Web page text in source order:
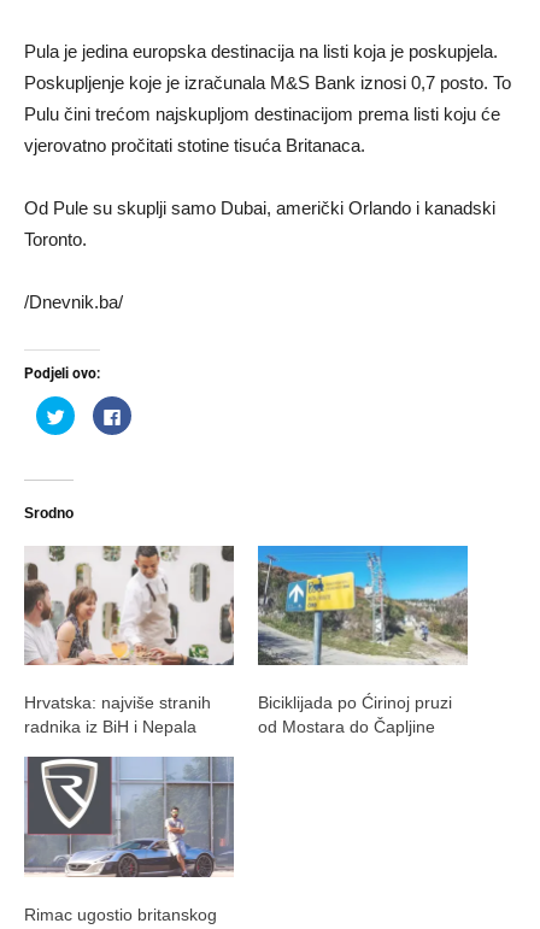
Pula je jedina europska destinacija na listi koja je poskupjela.
Poskupljenje koje je izračunala M&S Bank iznosi 0,7 posto. To
Pulu čini trećom najskupljom destinacijom prema listi koju će
vjerovatno pročitati stotine tisuća Britanaca.
Od Pule su skuplji samo Dubai, američki Orlando i kanadski
Toronto.
/Dnevnik.ba/
Podjeli ovo:
Podijeli
na
Twitteru
u
prozoru)
Klikom
podijelite
Srodno
Hrvatska: najviše stranih
radnika iz BiH i Nepala
Biciklijada po Ćirinoj pruzi
od Mostara do Čapljine
Rimac ugostio britanskog